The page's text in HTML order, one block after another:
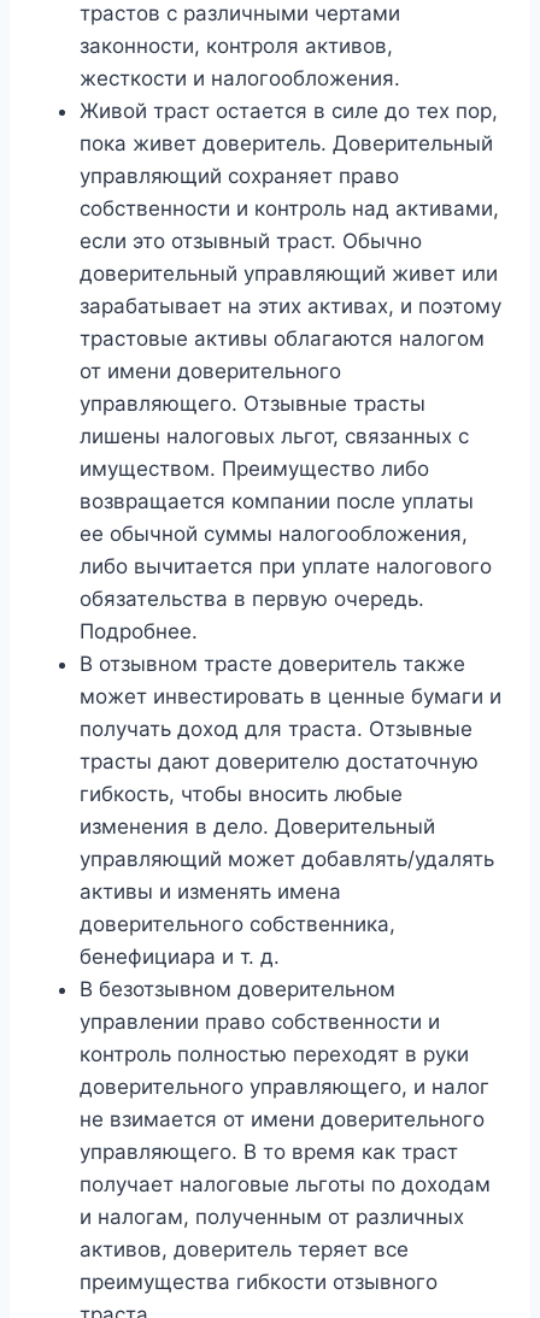
трастов с различными чертами
законности, контроля активов,
жесткости и налогообложения.
Живой траст остается в силе до тех пор,
пока живет доверитель. Доверительный
управляющий сохраняет право
собственности и контроль над активами,
если это отзывный траст. Обычно
доверительный управляющий живет или
зарабатывает на этих активах, и поэтому
трастовые активы облагаются налогом
от имени доверительного
управляющего. Отзывные трасты
лишены налоговых льгот, связанных с
имуществом. Преимущество либо
возвращается компании после уплаты
ее обычной суммы налогообложения,
либо вычитается при уплате налогового
обязательства в первую очередь.
Подробнее.
В отзывном трасте доверитель также
может инвестировать в ценные бумаги и
получать доход для траста. Отзывные
трасты дают доверителю достаточную
гибкость, чтобы вносить любые
изменения в дело. Доверительный
управляющий может добавлять/удалять
активы и изменять имена
доверительного собственника,
бенефициара и т. д.
В безотзывном доверительном
управлении право собственности и
контроль полностью переходят в руки
доверительного управляющего, и налог
не взимается от имени доверительного
управляющего. В то время как траст
получает налоговые льготы по доходам
и налогам, полученным от различных
активов, доверитель теряет все
преимущества гибкости отзывного